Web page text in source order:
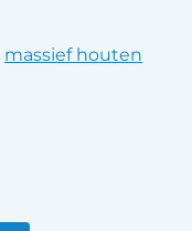
massief houten